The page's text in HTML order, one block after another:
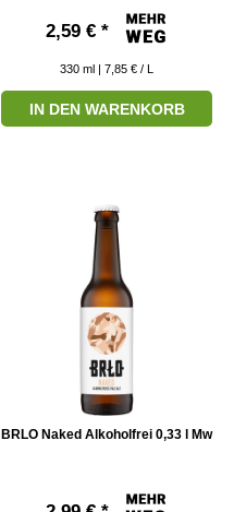
2,59 € *
330 ml | 7,85 € / L
IN DEN WARENKORB
BRLO Naked Alkoholfrei 0,33 l Mw